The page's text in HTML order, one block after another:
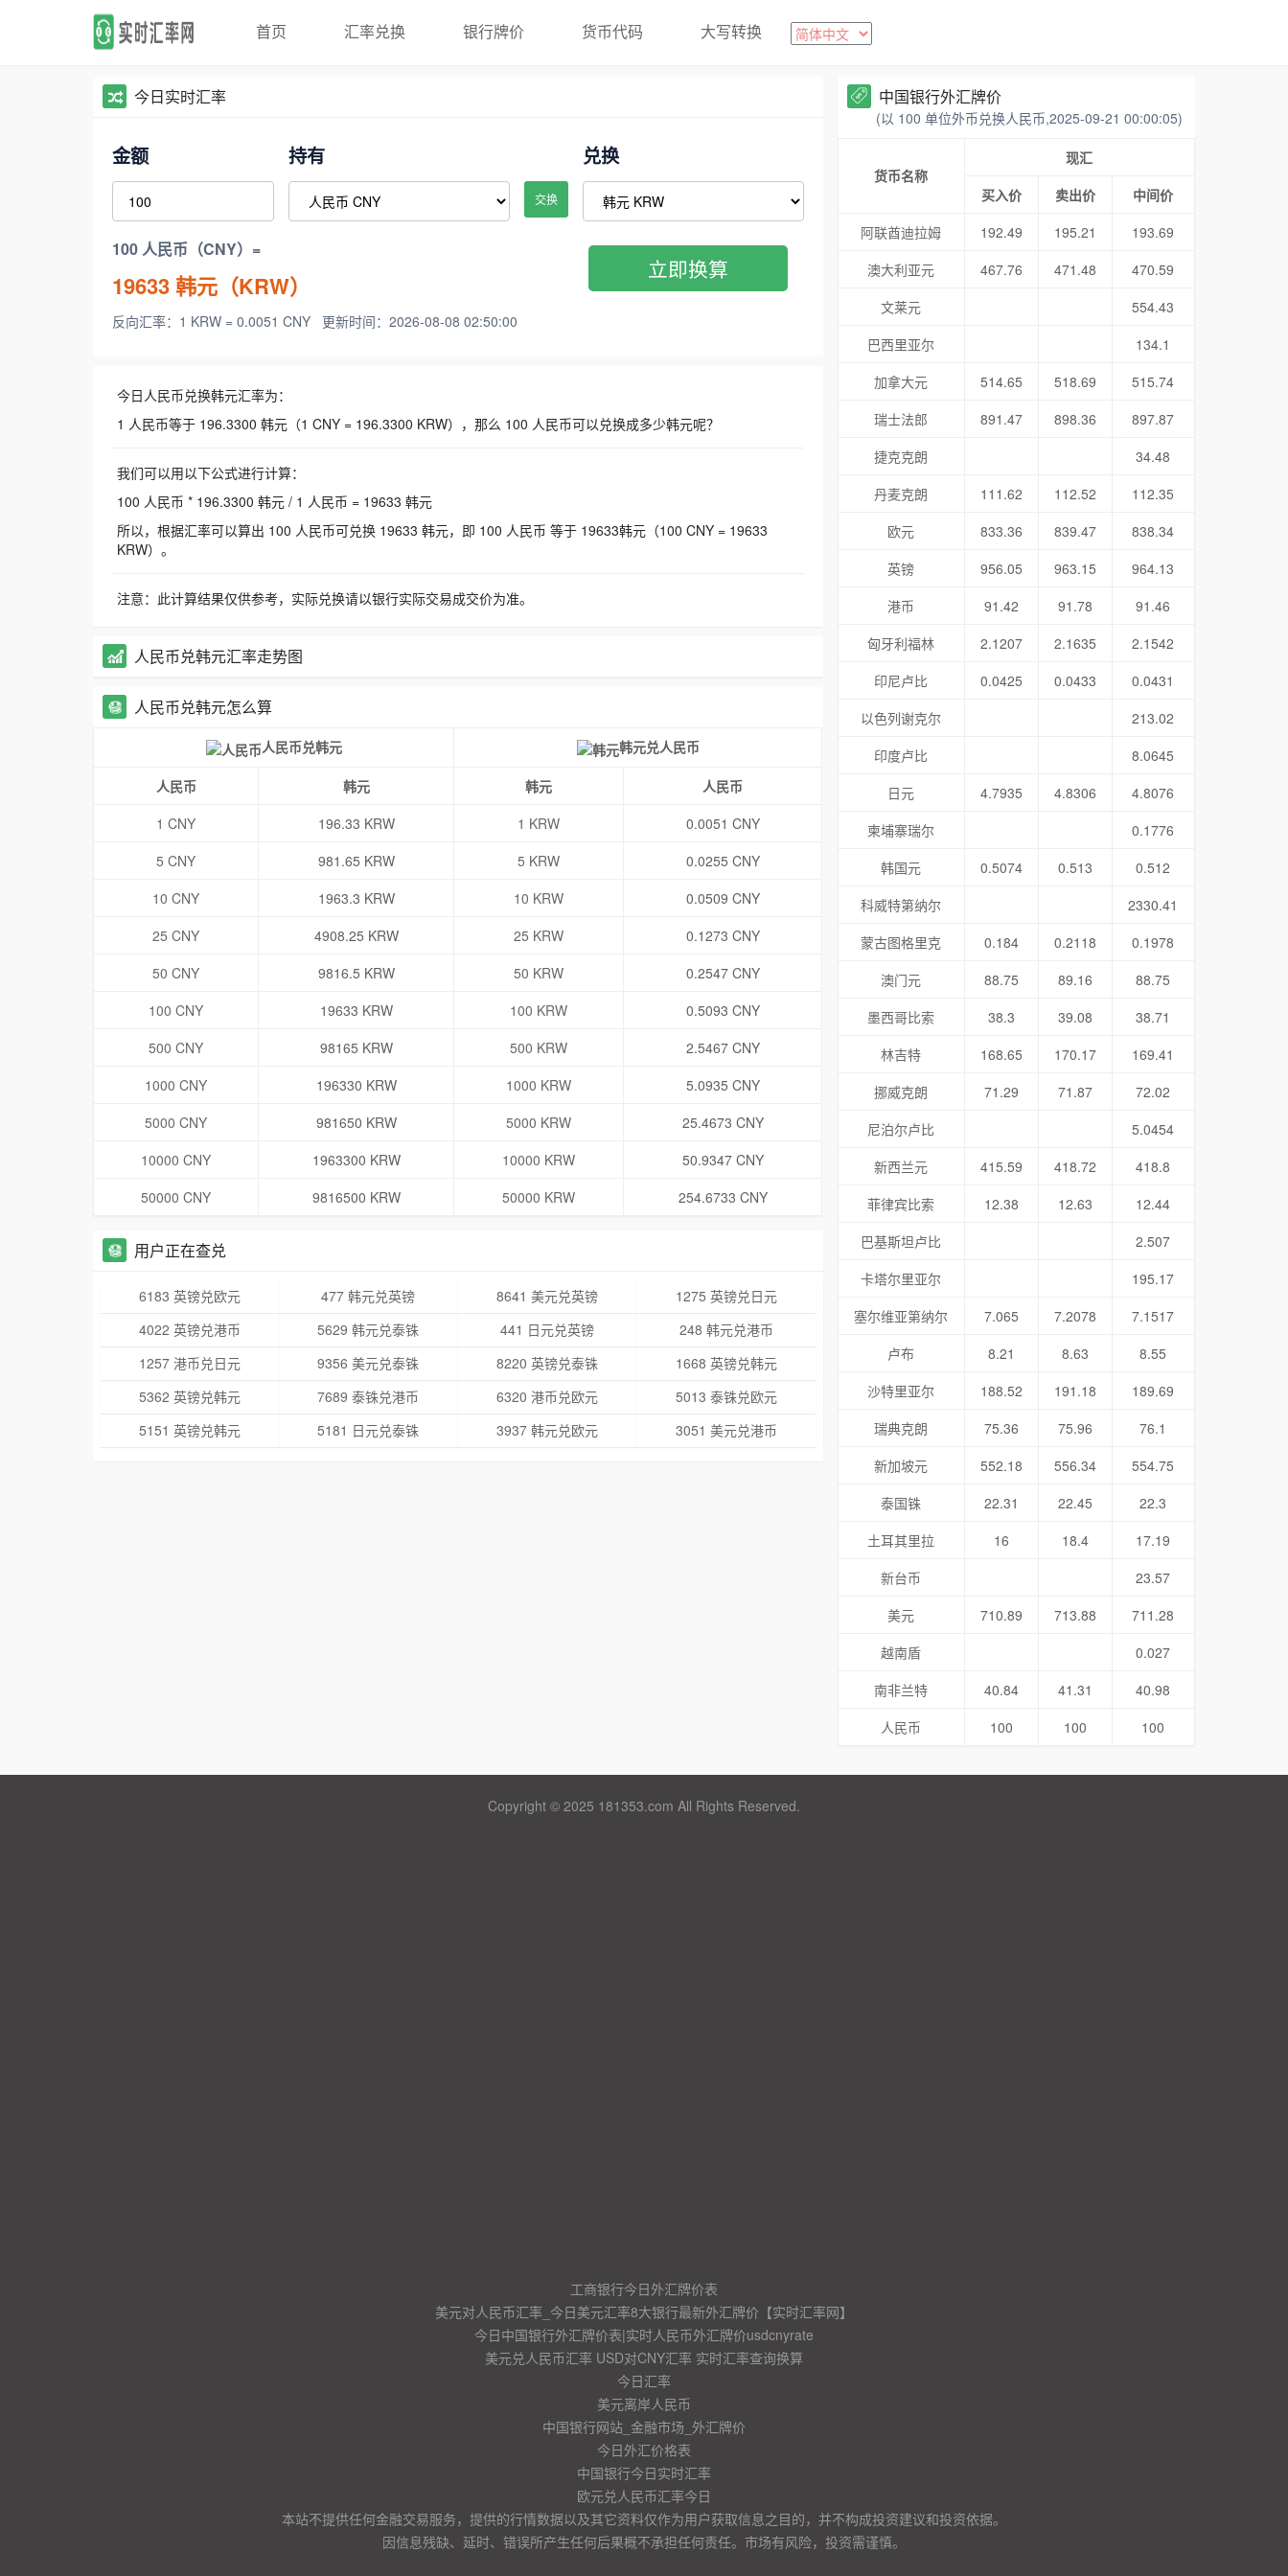
首页 汇率兑换 银行牌价 货币代码 大写转换
今日实时汇率
金额 持有
交换
兑换
100 人民币（CNY）=
19633韩元（KRW）
反向汇率：1 KRW = 0.0051 CNY 更新时间：2026-08-08 02:50:00
立即换算
今日人民币兑换韩元汇率为：
1 人民币等于 196.3300 韩元（1 CNY = 196.3300 KRW），那么 100 人民币可以兑换成多少韩元呢？
我们可以用以下公式进行计算：
100 人民币 * 196.3300 韩元 / 1 人民币 = 19633 韩元
所以，根据汇率可以算出 100 人民币可兑换 19633 韩元，即 100 人民币 等于 19633韩元（100 CNY = 19633
KRW）。
注意：此计算结果仅供参考，实际兑换请以银行实际交易成交价为准。
人民币兑韩元汇率走势图
人民币兑韩元怎么算
人民币兑韩元 韩元兑人民币
人民币 韩元 韩元
人民币
1 CNY
196.33 KRW 1 KRW
0.0051 CNY
5 CNY
981.65 KRW 5 KRW
0.0255 CNY
10 CNY
1963.3 KRW 10 KRW
0.0509 CNY
25 CNY
4908.25 KRW 25 KRW
0.1273 CNY
50 CNY
9816.5 KRW 50 KRW
0.2547 CNY
100 CNY
19633 KRW 100 KRW
0.5093 CNY
500 CNY
98165 KRW 500 KRW
2.5467 CNY
1000 CNY
196330 KRW 1000 KRW
5.0935 CNY
5000 CNY
981650 KRW 5000 KRW
25.4673 CNY
10000 CNY
1963300 KRW 10000 KRW
50.9347 CNY
50000 CNY
9816500 KRW 50000 KRW 254.6733 CNY
用户正在查兑
6183 英镑兑欧元 477 韩元兑英镑 8641 美元兑英镑
1275 英镑兑日元
4022 英镑兑港币
5629 韩元兑泰铢 441 日元兑英镑
248 韩元兑港币
1257 港币兑日元
9356 美元兑泰铢 8220 英镑兑泰铢
1668 英镑兑韩元
5362 英镑兑韩元
7689 泰铢兑港币 6320 港币兑欧元
5013 泰铢兑欧元
5151 英镑兑韩元
5181 日元兑泰铢 3937 韩元兑欧元 3051 美元兑港币
中国银行外汇牌价
(以 100 单位外币兑换人民币,2025-09-21 00:00:05)
货币名称
现汇
买入价
卖出价
中间价
阿联酋迪拉姆
192.49 195.21
193.69
澳大利亚元
467.76 471.48
470.59
文莱元
554.43
巴西里亚尔
134.1
加拿大元
514.65 518.69
515.74
瑞士法郎
891.47 898.36
897.87
捷克克朗
34.48
丹麦克朗
111.62 112.52
112.35
欧元
833.36 839.47
838.34
英镑
956.05 963.15
964.13
港币
91.42 91.78
91.46
匈牙利福林
2.1207 2.1635
2.1542
印尼卢比
0.0425 0.0433
0.0431
以色列谢克尔
213.02
印度卢比
8.0645
日元
4.7935 4.8306
4.8076
柬埔寨瑞尔
0.1776
韩国元
0.5074 0.513
0.512
科威特第纳尔
2330.41
蒙古图格里克
0.184 0.2118
0.1978
澳门元
88.75 89.16
88.75
墨西哥比索
38.3 39.08
38.71
林吉特
168.65 170.17
169.41
挪威克朗
71.29 71.87
72.02
尼泊尔卢比
5.0454
新西兰元
415.59 418.72
418.8
菲律宾比索
12.38 12.63
12.44
巴基斯坦卢比
2.507
卡塔尔里亚尔
195.17
塞尔维亚第纳尔
7.065 7.2078
7.1517
卢布
8.21 8.63
8.55
沙特里亚尔
188.52 191.18
189.69
瑞典克朗
75.36 75.96
76.1
新加坡元
552.18 556.34
554.75
泰国铢
22.31 22.45
22.3
土耳其里拉
16 18.4
17.19
新台币
23.57
美元
710.89 713.88
711.28
越南盾
0.027
南非兰特
40.84 41.31
40.98
人民币
100 100 100
Copyright © 2025 181353.com All Rights Reserved.
工商银行今日外汇牌价表
美元对人民币汇率_今日美元汇率8大银行最新外汇牌价【实时汇率网】
今日中国银行外汇牌价表|实时人民币外汇牌价usdcnyrate
美元兑人民币汇率 USD对CNY汇率 实时汇率查询换算
今日汇率
美元离岸人民币
中国银行网站_金融市场_外汇牌价
今日外汇价格表
中国银行今日实时汇率
欧元兑人民币汇率今日
本站不提供任何金融交易服务，提供的行情数据以及其它资料仅作为用户获取信息之目的，并不构成投资建议和投资依据。
因信息残缺、延时、错误所产生任何后果概不承担任何责任。市场有风险，投资需谨慎。